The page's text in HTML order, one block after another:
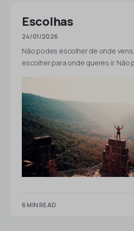
Escolhas
24/01/2026
Não podes escolher de onde
escolher para onde queres ir. Não
6 MIN READ